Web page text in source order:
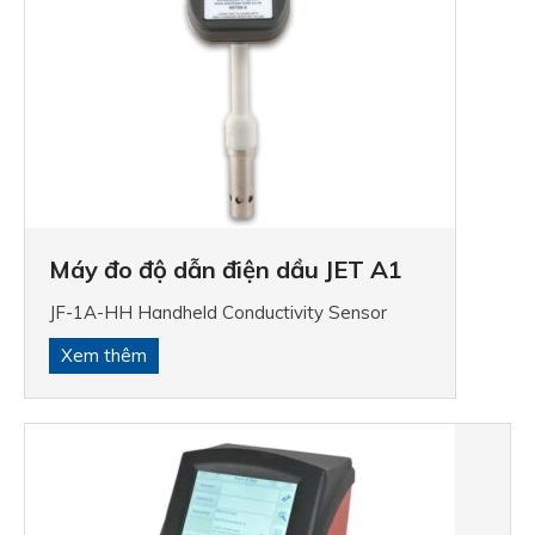
Hệ thống chưng cất dầu thô ASTM
Small Visibility Bath
TCB-7-Viscometer bath
RPV-3 Máy đo độ nhớt polymer
Máy đo độ dẫn điện dầu JET A1
JF-1A-HH Handheld Conductivity Sensor
Xem thêm